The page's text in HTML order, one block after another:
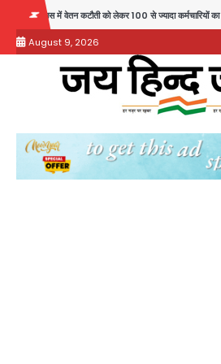
content
कटौती को लेकर 100 से ज्यादा कर्मचारियों का विरोध प्रदर्शन
August 9, 2026